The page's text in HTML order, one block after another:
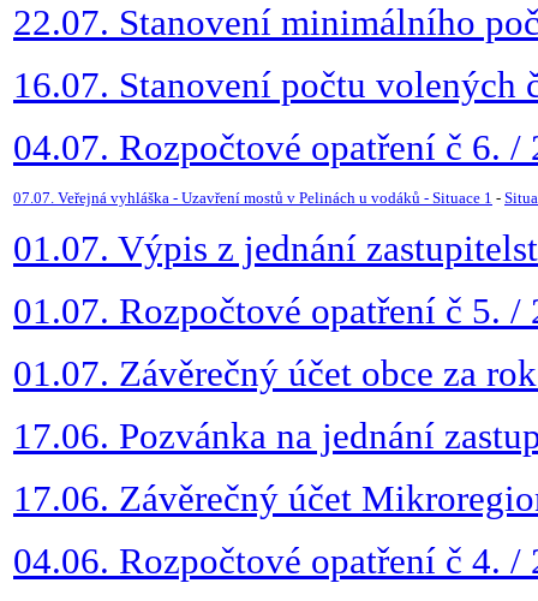
22.07. Stanovení minimálního
16.07. Stanovení počtu volených
04.07. Rozpočtové opatření č 6. /
07.07. Veřejná vyhláška - Uzavření mostů v Pelinách u vodáků - Situace 1 -
01.07. Výpis z jednání
01.07. Rozpočtové opatření č 5. /
01.07. Závěrečný účet obce za
17.06. Pozvánka na jednání
17.06. Závěrečný účet
04.06. Rozpočtové opatření č 4. /